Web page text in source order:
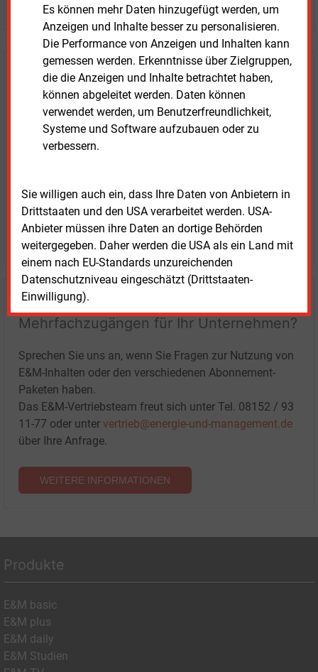
Es können mehr Daten hinzugefügt werden, um
Anzeigen und Inhalte besser zu personalisieren.
Die Performance von Anzeigen und Inhalten kann
gemessen werden. Erkenntnisse über Zielgruppen,
die die Anzeigen und Inhalte betrachtet haben,
können abgeleitet werden. Daten können
verwendet werden, um Benutzerfreundlichkeit,
Systeme und Software aufzubauen oder zu
verbessern.
Sie willigen auch ein, dass Ihre Daten von Anbietern in
Drittstaaten und den USA verarbeitet werden. USA-
Anbieter müssen ihre Daten an dortige Behörden
weitergegeben. Daher werden die USA als ein Land mit
einem nach EU-Standards unzureichenden
Datenschutzniveau eingeschätzt (Drittstaaten-
Einwilligung).
Login für Kunden
LOGIN
Haben Sie Interesse an Content oder
Mehrfachzugängen für Ihr Unternehmen?
Sprechen Sie uns an, wenn Sie Fragen zur Nutzung von
E&M-Inhalten oder den verschiedenen Abonnement-
Paketen haben.
Das E&M-Vertriebsteam freut sich unter Tel. 08152 / 93
11-77 oder unter vertrieb@energie-und-management.de
über Ihre Anfrage.
WEITERE INFORMATIONEN
Produkte
E&M basic
E&M plus
E&M daily
E&M Studien